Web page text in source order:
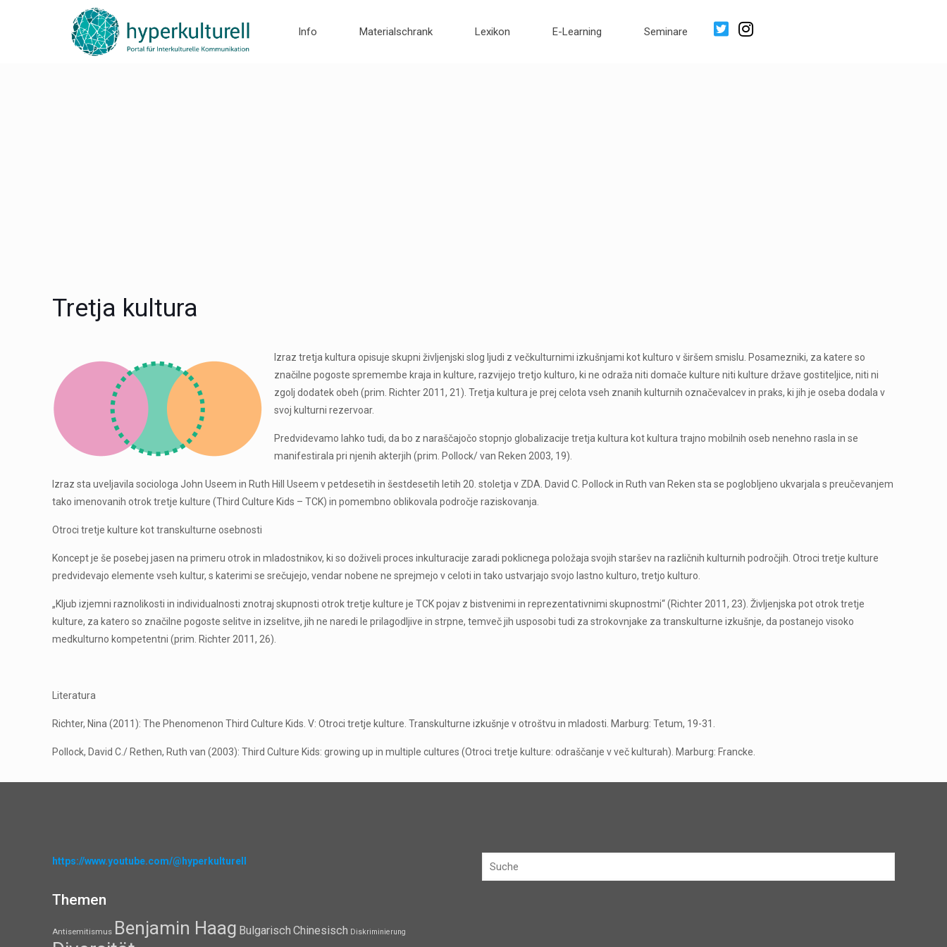
Info Materialschrank Lexikon E-Learning Seminare
Tretja kultura
Izraz tretja kultura opisuje skupni življenjski slog ljudi z večkulturnimi izkušnjami kot kulturo v širšem smislu. Posamezniki, za katere so
značilne pogoste spremembe kraja in kulture, razvijejo tretjo kulturo, ki ne odraža niti domače kulture niti kulture države gostiteljice, niti ni
zgolj dodatek obeh (prim. Richter 2011, 21). Tretja kultura je prej celota vseh znanih kulturnih označevalcev in praks, ki jih je oseba dodala v
svoj kulturni rezervoar.
Predvidevamo lahko tudi, da bo z naraščajočo stopnjo globalizacije tretja kultura kot kultura trajno mobilnih oseb nenehno rasla in se
manifestirala pri njenih akterjih (prim. Pollock/ van Reken 2003, 19).
Izraz sta uveljavila sociologa John Useem in Ruth Hill Useem v petdesetih in šestdesetih letih 20. stoletja v ZDA. David C. Pollock in Ruth van Reken sta se poglobljeno ukvarjala s preučevanjem
tako imenovanih otrok tretje kulture (Third Culture Kids – TCK) in pomembno oblikovala področje raziskovanja.
Otroci tretje kulture kot transkulturne osebnosti
Koncept je še posebej jasen na primeru otrok in mladostnikov, ki so doživeli proces inkulturacije zaradi poklicnega položaja svojih staršev na različnih kulturnih področjih. Otroci tretje kulture
predvidevajo elemente vseh kultur, s katerimi se srečujejo, vendar nobene ne sprejmejo v celoti in tako ustvarjajo svojo lastno kulturo, tretjo kulturo.
„Kljub izjemni raznolikosti in individualnosti znotraj skupnosti otrok tretje kulture je TCK pojav z bistvenimi in reprezentativnimi skupnostmi“ (Richter 2011, 23). Življenjska pot otrok tretje
kulture, za katero so značilne pogoste selitve in izselitve, jih ne naredi le prilagodljive in strpne, temveč jih usposobi tudi za strokovnjake za transkulturne izkušnje, da postanejo visoko
medkulturno kompetentni (prim. Richter 2011, 26).
Literatura
Richter, Nina (2011): The Phenomenon Third Culture Kids. V: Otroci tretje kulture. Transkulturne izkušnje v otroštvu in mladosti. Marburg: Tetum, 19-31.
Pollock, David C./ Rethen, Ruth van (2003): Third Culture Kids: growing up in multiple cultures (Otroci tretje kulture: odraščanje v več kulturah). Marburg: Francke.
https://www.youtube.com/@hyperkulturell
Themen
Antisemitismus Benjamin Haag Bulgarisch Chinesisch Diskriminierung